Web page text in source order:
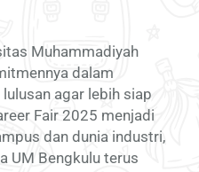
Muhammadiyah
dalam
agar lebih siap
Fair 2025 menjadi
dan dunia industri,
UM Bengkulu terus